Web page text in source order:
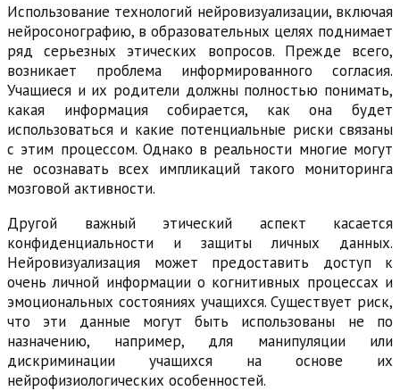
Использование технологий нейровизуализации, включая
нейросонографию, в образовательных целях поднимает
ряд серьезных этических вопросов. Прежде всего,
возникает проблема информированного согласия.
Учащиеся и их родители должны полностью понимать,
какая информация собирается, как она будет
использоваться и какие потенциальные риски связаны
с этим процессом. Однако в реальности многие могут
не осознавать всех импликаций такого мониторинга
мозговой активности.
Другой важный этический аспект касается
конфиденциальности и защиты личных данных.
Нейровизуализация может предоставить доступ к
очень личной информации о когнитивных процессах и
эмоциональных состояниях учащихся. Существует риск,
что эти данные могут быть использованы не по
назначению, например, для манипуляции или
дискриминации учащихся на основе их
нейрофизиологических особенностей.